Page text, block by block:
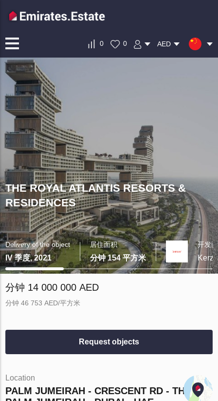
0 0 AED
THE ROYAL ATLANTIS RESORTS &
RESIDENCES
Delivery of the object
IV 季度, 2021
居住面积
分钟 154 平方米
开发商
分钟 14 000 000 AED
分钟 46 753 AED/平方米
Request objects
Location
PALM JUMEIRAH - CRESCENT RD - THE